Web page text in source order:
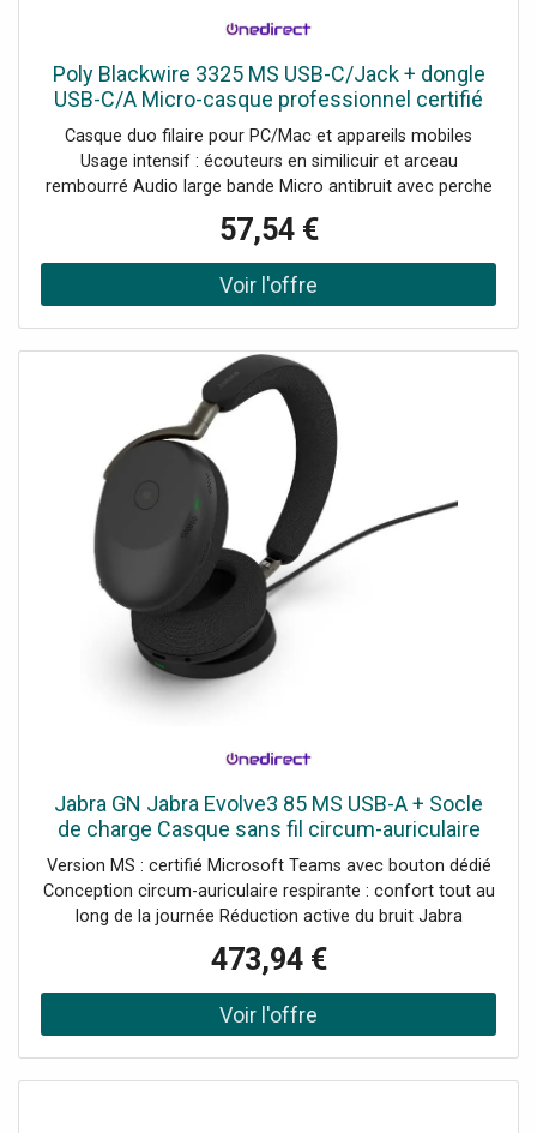
Poly Blackwire 3325 MS USB-C/Jack + dongle
USB-C/A Micro-casque professionnel certifié
Microsoft Teams avec triple connexion Jack,
USB-A et USB-C.
Casque duo filaire pour PC/Mac et appareils mobiles
Usage intensif : écouteurs en similicuir et arceau
rembourré Audio large bande Micro antibruit avec perche
commandes : prise d’appels, mute, réglage du volume
Certifié Microsoft Teams [NOUVEAU] Dongle inclus : triple
connexion Jack + USB-A + USB-C !
57,54 €
Jabra GN Jabra Evolve3 85 MS USB-A + Socle
de charge Casque sans fil circum-auriculaire
certifié Microsoft Teams avec dongle USB-A et
socle de recharge pour
Version MS : certifié Microsoft Teams avec bouton dédié
Conception circum-auriculaire respirante : confort tout au
long de la journée Réduction active du bruit Jabra
Jabra ClearVoice™ : appels toujours clairs Jusqu'à 25
heures d'autonomie en conversation Fonction de
recharge ultra rapide Bluetooth 5.3 multipoint Dongle USB-
A : connexion stable aux PC Station de recharge incluse :
473,94 €